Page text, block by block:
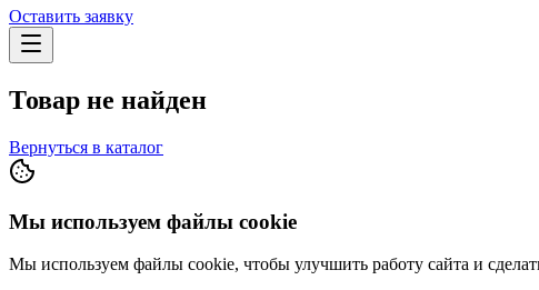
Оставить заявку
Товар не найден
Вернуться в каталог
Мы используем файлы cookie
Мы используем файлы cookie, чтобы улучшить работу сайта и